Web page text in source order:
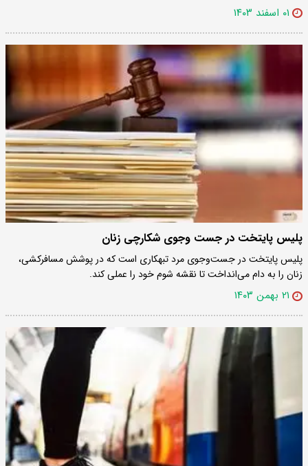
۰۱ اسفند ۱۴۰۳
پلیس پایتخت در جست‌ و‌جوی شکارچی زنان
پلیس پایتخت در جست‌و‌جوی مرد تبهکاری است که در پوشش مسافرکشی،
زنان را به دام می‌انداخت تا نقشه شوم خود را عملی کند.‌
۲۱ بهمن ۱۴۰۳